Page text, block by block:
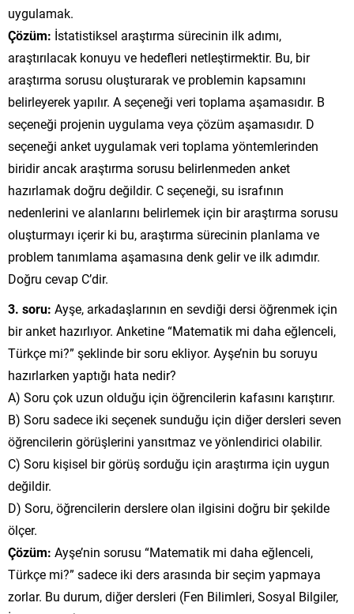
uygulamak.
Çözüm: İstatistiksel araştırma sürecinin ilk adımı,
araştırılacak konuyu ve hedefleri netleştirmektir. Bu, bir
araştırma sorusu oluşturarak ve problemin kapsamını
belirleyerek yapılır. A seçeneği veri toplama aşamasıdır. B
seçeneği projenin uygulama veya çözüm aşamasıdır. D
seçeneği anket uygulamak veri toplama yöntemlerinden
biridir ancak araştırma sorusu belirlenmeden anket
hazırlamak doğru değildir. C seçeneği, su israfının
nedenlerini ve alanlarını belirlemek için bir araştırma sorusu
oluşturmayı içerir ki bu, araştırma sürecinin planlama ve
problem tanımlama aşamasına denk gelir ve ilk adımdır.
Doğru cevap C’dir.
3. soru: Ayşe, arkadaşlarının en sevdiği dersi öğrenmek için
bir anket hazırlıyor. Anketine “Matematik mi daha eğlenceli,
Türkçe mi?” şeklinde bir soru ekliyor. Ayşe’nin bu soruyu
hazırlarken yaptığı hata nedir?
A) Soru çok uzun olduğu için öğrencilerin kafasını karıştırır.
B) Soru sadece iki seçenek sunduğu için diğer dersleri seven
öğrencilerin görüşlerini yansıtmaz ve yönlendirici olabilir.
C) Soru kişisel bir görüş sorduğu için araştırma için uygun
değildir.
D) Soru, öğrencilerin derslere olan ilgisini doğru bir şekilde
ölçer.
Çözüm: Ayşe’nin sorusu “Matematik mi daha eğlenceli,
Türkçe mi?” sadece iki ders arasında bir seçim yapmaya
zorlar. Bu durum, diğer dersleri (Fen Bilimleri, Sosyal Bilgiler,